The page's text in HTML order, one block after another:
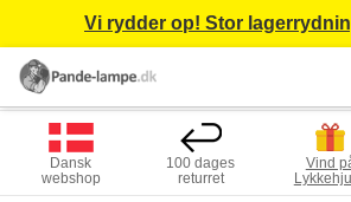
Vi rydder op! Stor
Dansk
webshop
100 dages
returret
Vind